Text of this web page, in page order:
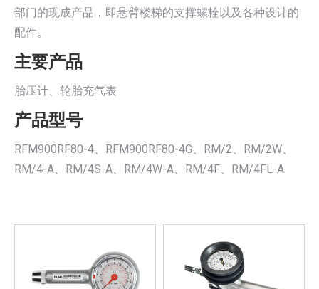
部门的现成产品，即悬臂楼梯的支撑螺栓以及各种设计的
配件。
主要产品
胎压计、轮胎充气表
产品型号
RFM900RF80-4、RFM900RF80-4G、RM/2、RM/2W、
RM/4-A、RM/4S-A、RM/4W-A、RM/4F、RM/4FL-A